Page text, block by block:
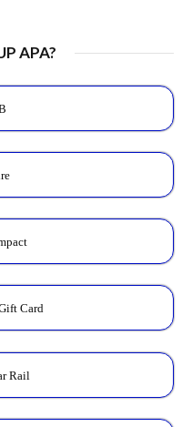
APA?
Card
Rail